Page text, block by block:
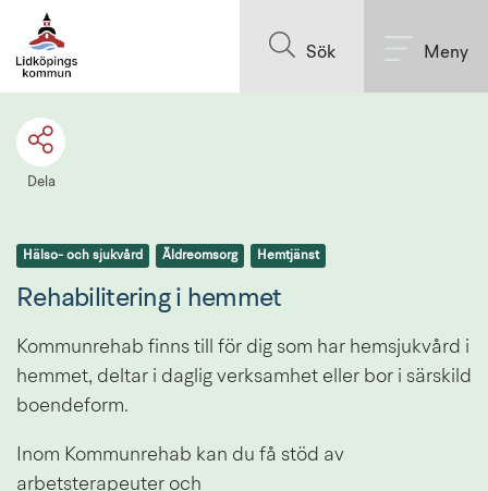
Sök Meny
Dela
Hälso- och sjukvård Äldreomsorg Hemtjänst
Rehabilitering i hemmet
Kommunrehab finns till för dig som har hemsjukvård i
hemmet, deltar i daglig verksamhet eller bor i särskild
boendeform.
Inom Kommunrehab kan du få stöd av
arbetsterapeuter och